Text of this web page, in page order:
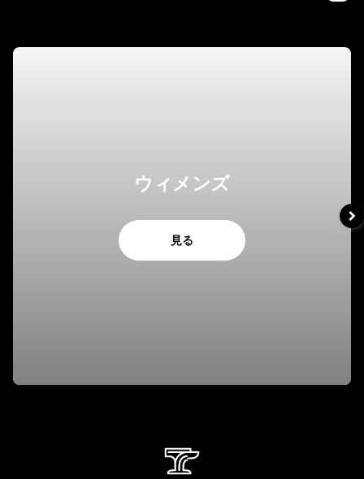
ウィメンズ
見る